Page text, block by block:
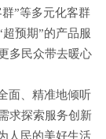
”等多元化客群
预期”的产品服
多民众带去暖心
面、精准地倾听
求探索服务创新
人民的美好生活